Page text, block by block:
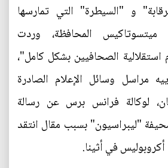
و "السيطرة" التي تمارسها
المحافظة، وردت
استقلالية الصحافيين بشكل كامل"،
مراسل وسائل الإعلام الصادرة
لوكالة فرانس برس عن رسالة
"ليبراسيون" بسبب مقال انتقد
في أثينا.